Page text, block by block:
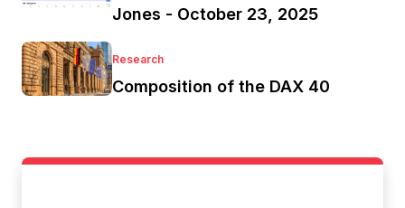
Jones - October 23, 2025
Research
Composition of the DAX 40